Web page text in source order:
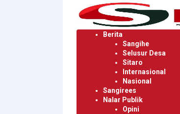
Langsung
Berita
Sangihe
Selusur Desa
Sitaro
Internasional
Nasional
Sangirees
Nalar Publik
Opini